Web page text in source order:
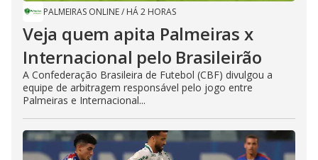
PALMEIRAS ONLINE/ HÁ 2 HORAS
Veja quem apita Palmeiras x
Internacional pelo Brasileirão
A Confederação Brasileira de Futebol (CBF) divulgou a
equipe de arbitragem responsável pelo jogo entre
Palmeiras e Internacional...